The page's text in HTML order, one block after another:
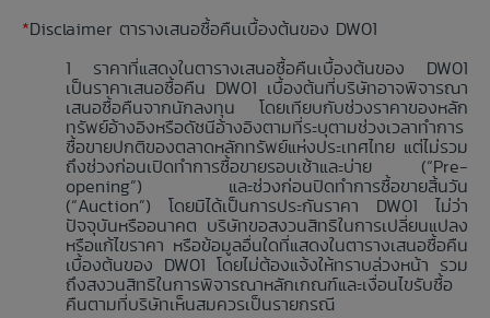
*Disclaimer ตารางเสนอซื้อคืนเบื้องต้นของ DW01
ราคาที่แสดงในตารางเสนอซื้อคืนเบื้องต้นของ DW01
เป็นราคาเสนอซื้อคืน DW01 เบื้องต้นที่บริษัทอาจพิจารณา
เสนอซื้อคืนจากนักลงทุน โดยเทียบกับช่วงราคาของหลัก
ทรัพย์อ้างอิงหรือดัชนีอ้างอิงตามที่ระบุตามช่วงเวลาทำการ
ซื้อขายปกติของตลาดหลักทรัพย์แห่งประเทศไทย แต่ไม่รวม
ถึงช่วงก่อนเปิดทำการซื้อขายรอบเช้าและบ่าย (“Pre-
opening”) และช่วงก่อนปิดทำการซื้อขายสิ้นวัน
(“Auction”) โดยมิได้เป็นการประกันราคา DW01 ไม่ว่า
ปัจจุบันหรืออนาคต บริษัทขอสงวนสิทธิในการเปลี่ยนแปลง
หรือแก้ไขราคา หรือข้อมูลอื่นใดที่แสดงในตารางเสนอซื้อคืน
เบื้องต้นของ DW01 โดยไม่ต้องแจ้งให้ทราบล่วงหน้า รวม
ถึงสงวนสิทธิในการพิจารณาหลักเกณฑ์และเงื่อนไขรับซื้อ
คืนตามที่บริษัทเห็นสมควรเป็นรายกรณี